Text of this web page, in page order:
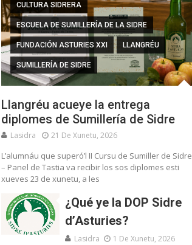
CULTURA SIDRERA
ESCUELA DE SUMILLERÍA DE LA SIDRE
FUNDACIÓN ASTURIES XXI LLANGRÉU
SUMILLERÍA DE SIDRE
Llangréu acueye la entrega
diplomes de Sumillería de Sidre
Lasidra 21 De Xunetu, 2026
L’alumnáu que superó’l II Cursu de Sumiller de Sidre
– Panel de Tastia va recibir los sos diplomes esti
xueves 23 de xunetu, a les
¿Qué ye la DOP Sidre
d’Asturies?
Lasidra 1 De Xunetu, 2026